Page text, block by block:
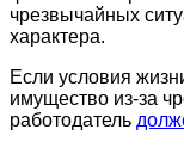
чрезвычайных
характера.
Если условия
имущество из-за
работодатель